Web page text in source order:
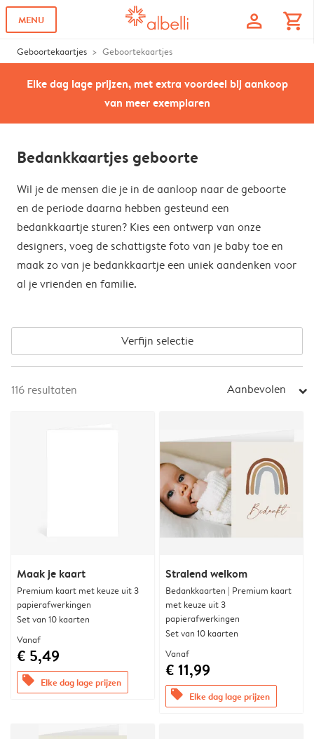
MENU profile shopping_cart
Geboortekaartjes Geboortekaartjes
Elke dag lage prijzen, met extra voordeel bij aankoop
van meer exemplaren
Bedankkaartjes geboorte
Wil je de mensen die je in de aanloop naar de geboorte
en de periode daarna hebben gesteund een
bedankkaartje sturen? Kies een ontwerp van onze
designers, voeg de schattigste foto van je baby toe en
maak zo van je bedankkaartje een uniek aandenken voor
al je vrienden en familie.
Verfijn selectie
116 resultaten Aanbevolen arrow_right
Maak je kaart
Premium kaart met keuze uit 3
papierafwerkingen
Set van 10 kaarten
Vanaf
€ 5,49
offers Elke dag lage prijzen
Stralend welkom
Bedankkaarten | Premium kaart
met keuze uit 3
papierafwerkingen
Set van 10 kaarten
Vanaf
€ 11,99
offers Elke dag lage prijzen